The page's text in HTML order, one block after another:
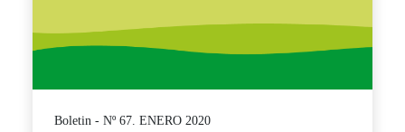
Boletin - Nº 67. ENERO 2020